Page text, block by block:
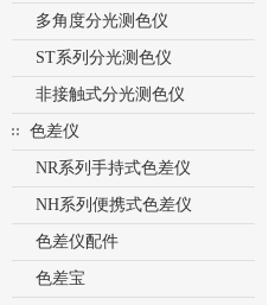
多角度分光测色仪
ST系列分光测色仪
非接触式分光测色仪
色差仪
NR系列手持式色差仪
NH系列便携式色差仪
色差仪配件
色差宝